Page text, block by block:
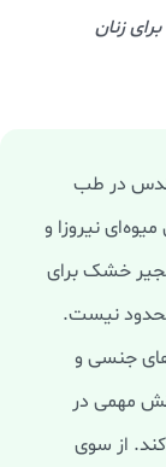
زنان
در طب
نیروزا و
خشک برای
محدود نیست.
جنسی و
مهمی در
از سوی